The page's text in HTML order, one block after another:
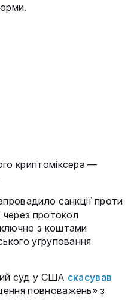
криптоміксера —
санкції проти
протокол
з коштами
угруповання
суд у США скасував
повноважень» з